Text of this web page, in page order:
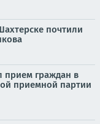
почтили
граждан в
приемной партии